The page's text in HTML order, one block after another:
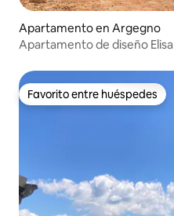
Apartamento en Argegno
Apartamento de diseño Elisa
Favorito entre huéspedes
Favorito entre huéspedes